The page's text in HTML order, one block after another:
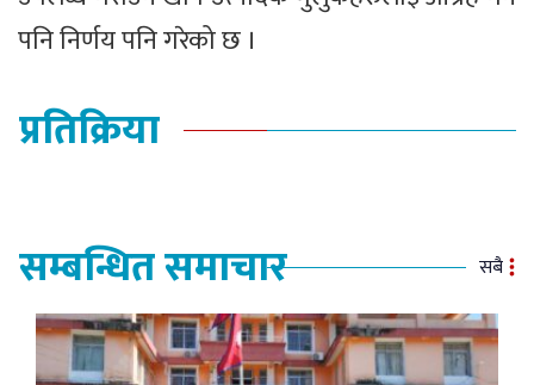
पनि निर्णय पनि गरेको छ ।
प्रतिक्रिया
सम्बन्धित समाचार सबै